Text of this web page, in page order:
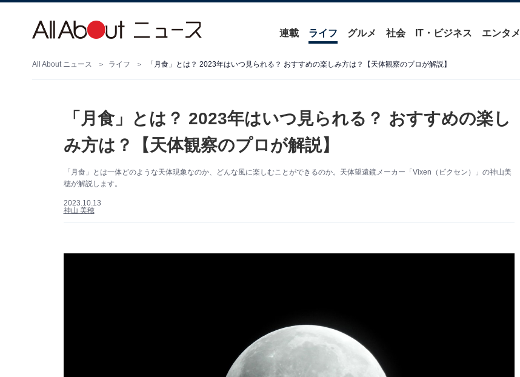
連載 ライフ グルメ 社会 IT・ビジネス エンタメ
All About ニュース ライフ 「月食」とは？ 2023年はいつ見られる？ おすすめの楽しみ方は？【天体観察のプロが解説】
「月食」とは？ 2023年はいつ見られる？ おすすめの楽し
み方は？【天体観察のプロが解説】
「月食」とは一体どのような天体現象なのか、どんな風に楽しむことができるのか。天体望遠鏡メーカー「Vixen（ビクセン）」の神山美
穂が解説します。
2023.10.13
神山 美穂